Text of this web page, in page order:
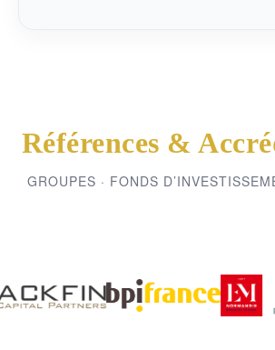
Références &
GROUPES · FONDS